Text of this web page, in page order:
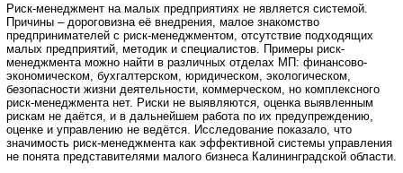
Риск-менеджмент на малых предприятиях не является системой.
Причины – дороговизна её внедрения, малое знакомство
предпринимателей с риск-менеджментом, отсутствие подходящих
малых предприятий, методик и специалистов. Примеры риск-
менеджмента можно найти в различных отделах МП: финансово-
экономическом, бухгалтерском, юридическом, экологическом,
безопасности жизни деятельности, коммерческом, но комплексного
риск-менеджмента нет. Риски не выявляются, оценка выявленным
рискам не даётся, и в дальнейшем работа по их предупреждению,
оценке и управлению не ведётся. Исследование показало, что
значимость риск-менеджмента как эффективной системы управления
не понята представителями малого бизнеса Калининградской области.